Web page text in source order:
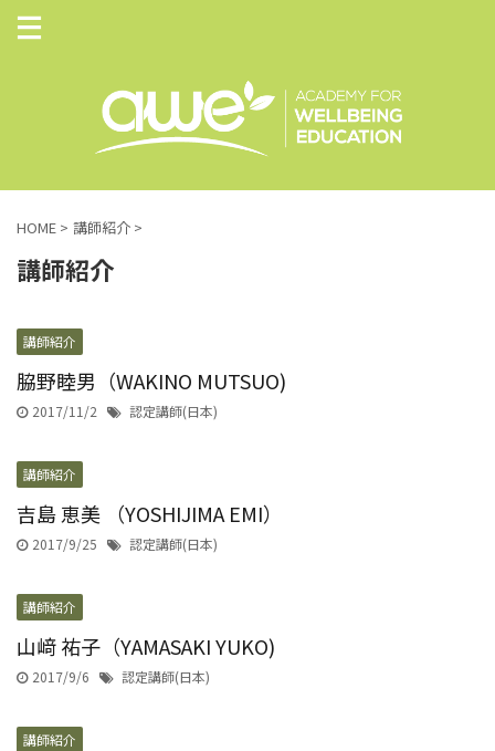
HOME > 講師紹介 >
講師紹介
講師紹介
脇野睦男（WAKINO MUTSUO)
2017/11/2 認定講師(日本)
講師紹介
吉島 恵美 （YOSHIJIMA EMI）
2017/9/25 認定講師(日本)
講師紹介
山﨑 祐子（YAMASAKI YUKO)
2017/9/6 認定講師(日本)
講師紹介